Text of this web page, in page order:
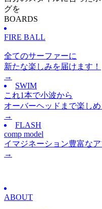
グを
BOARDS
FIRE BALL
全てのサーファーに
新たな楽しみを届けます！
→
SWIM
これ1本で小波から
オーバーヘッドまで楽しめ
→
FLASH
comp model
イマジネーション豊富な
→
ABOUT